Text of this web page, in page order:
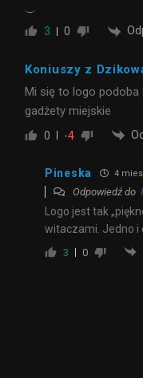
3 0
Koniuszy z
Mi się to logo podoba
gadżety miejskie
0 -4
Pineska 4
Odpowiedź do
Logo jest tak
witaczami. Jedno i
3 0